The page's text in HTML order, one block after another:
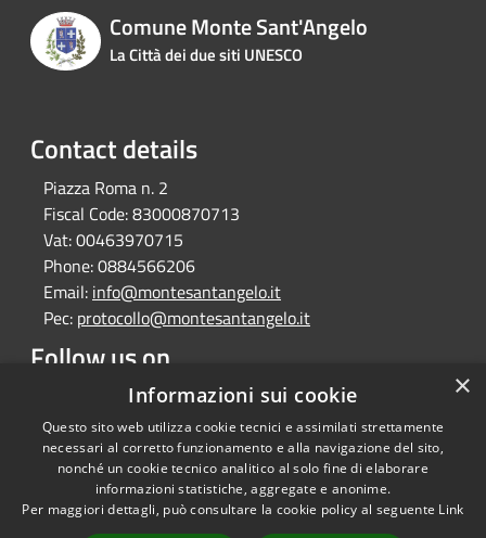
Comune Monte Sant'Angelo
La Città dei due siti UNESCO
Contact details
Piazza Roma n. 2
Fiscal Code:83000870713
Vat:00463970715
Phone:0884566206
Email: info@montesantangelo.it
Pec: protocollo@montesantangelo.it
Follow us on
FacebookYoutubeInstagramTelegramWhatsapp
RSS
Accessibility
Copyright © 2026 • Comune
Monte Sant'Angelo • Powered
×
Informazioni sui cookie
Questo sito web utilizza cookie tecnici e assimilati strettamente
necessari al corretto funzionamento e alla navigazione del sito,
nonché un cookie tecnico analitico al solo fine di elaborare
informazioni statistiche, aggregate e anonime.
Per maggiori dettagli, può consultare la cookie policy al seguente Link